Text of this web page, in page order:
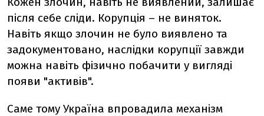
після себе сліди. Корупція – не виняток.
Навіть якщо злочин не було виявлено та
задокументовано, наслідки корупції завжди
можна навіть фізично побачити у вигляді
появи "активів".
Саме тому Україна впровадила механізм